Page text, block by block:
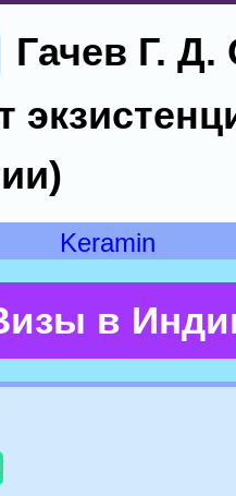
Гачев Г.
Keramin
в